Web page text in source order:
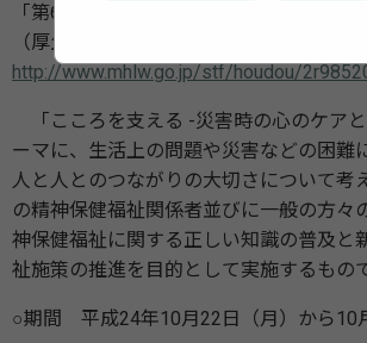
「第60回精神保健福祉普及運動の実施に
（厚生労働省／2012年10月22日）
http://www.mhlw.go.jp/stf/houdou/
「こころを支える -災害時の心のケア
ーマに、生活上の問題や災害などの困難
人と人とのつながりの大切さについて考
の精神保健福祉関係者並びに一般の方々
神保健福祉に関する正しい知識の普及と
祉施策の推進を目的として実施するもので
○期間 平成24年10月22日（月）から10